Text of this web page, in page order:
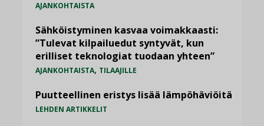
AJANKOHTAISTA
Sähköistyminen kasvaa voimakkaasti:
”Tulevat kilpailuedut syntyvät, kun
erilliset teknologiat tuodaan yhteen”
AJANKOHTAISTA, TILAAJILLE
Puutteellinen eristys lisää lämpöhäviöitä
LEHDEN ARTIKKELIT